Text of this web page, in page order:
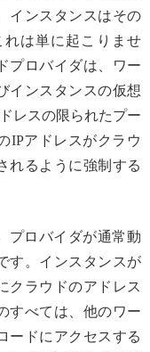
インスタンスはその
は単に起こりませ
プロバイダは、ワー
インスタンスの仮想
レスの限られたプー
IPアドレスがクラウ
れるように強制する
プロバイダが通常動
す。インスタンスが
クラウドのアドレス
すべては、他のワー
ードにアクセスする